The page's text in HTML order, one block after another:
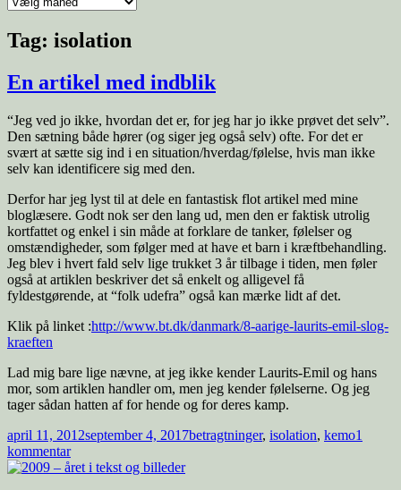
Tag: isolation
En artikel med indblik
“Jeg ved jo ikke, hvordan det er, for jeg har jo ikke prøvet det selv”.
Den sætning både hører (og siger jeg også selv) ofte. For det er
svært at sætte sig ind i en situation/hverdag/følelse, hvis man ikke
selv kan identificere sig med den.
Derfor har jeg lyst til at dele en fantastisk flot artikel med mine
bloglæsere. Godt nok ser den lang ud, men den er faktisk utrolig
kortfattet og enkel i sin måde at forklare de tanker, følelser og
omstændigheder, som følger med at have et barn i kræftbehandling.
Jeg blev i hvert fald selv lige trukket 3 år tilbage i tiden, men føler
også at artiklen beskriver det så enkelt og alligevel få
fyldestgørende, at “folk udefra” også kan mærke lidt af det.
Klik på linket :http://www.bt.dk/danmark/8-aarige-laurits-emil-slog-
kraeften
Lad mig bare lige nævne, at jeg ikke kender Laurits-Emil og hans
mor, som artiklen handler om, men jeg kender følelserne. Og jeg
tager sådan hatten af for hende og for deres kamp.
Udgivet
i
april 11, 2012september 4, 2017Tags
betragtninger, isolation, kemo1
kommentartil
En